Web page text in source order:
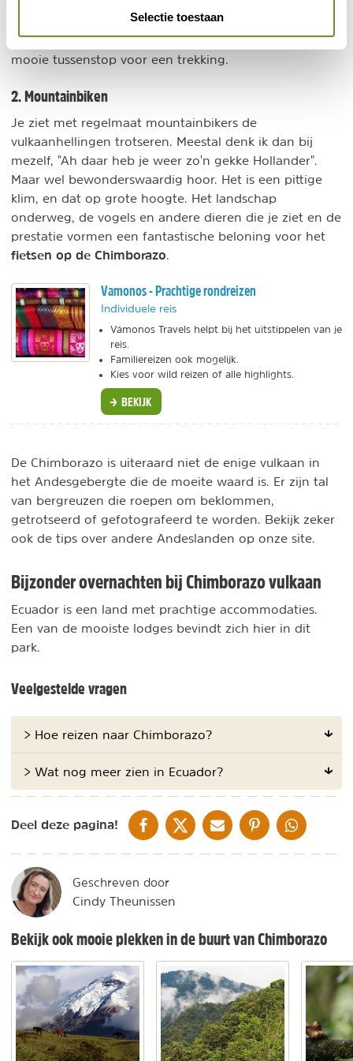
Selectie toestaan
Ook verscheidene wandelpaden op lager gelegen
hellingen of in de buurt van de vulkaan vormen een
mooie tussenstop voor een trekking.
2. Mountainbiken
Je ziet met regelmaat mountainbikers de
vulkaanhellingen trotseren. Meestal denk ik dan bij
mezelf, "Ah daar heb je weer zo'n gekke Hollander".
Maar wel bewonderswaardig hoor. Het is een pittige
klim, en dat op grote hoogte. Het landschap
onderweg, de vogels en andere dieren die je ziet en de
prestatie vormen een fantastische beloning voor het
fietsen op de Chimborazo
Vamonos - Prachtige rondreizen
Individuele reis
Vámonos Travels helpt bij het uitstippelen van je
reis.
Familiereizen ook mogelijk.
Kies voor wild reizen of alle highlights.
BEKIJK
De Chimborazo is uiteraard niet de enige vulkaan in
het Andesgebergte die de moeite waard is. Er zijn tal
van bergreuzen die roepen om beklommen,
getrotseerd of gefotografeerd te worden. Bekijk zeker
ook de tips over andere Andeslanden op onze site.
Bijzonder overnachten bij Chimborazo vulkaan
Ecuador is een land met prachtige accommodaties.
Een van de mooiste lodges bevindt zich hier in dit
park.
Veelgestelde vragen
> Hoe reizen naar Chimborazo?
> Wat nog meer zien in Ecuador?
Deel deze pagina! DELEN OP FACEBOOK
DELEN OP XDELEN VIA DE MAIL
DELEN OP PINTEREST
DELEN OP
Geschreven door
Cindy Theunissen
Bekijk ook mooie plekken in de buurt van Chimborazo